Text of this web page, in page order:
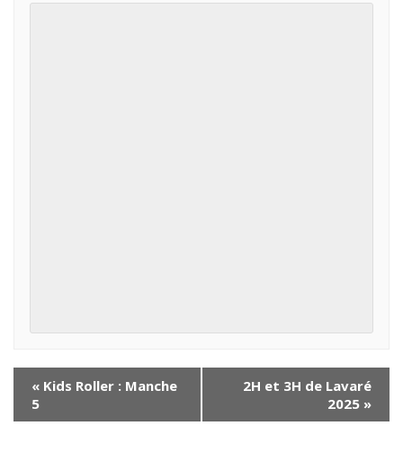
« Kids Roller : Manche
5
2H et 3H de Lavaré
2025 »